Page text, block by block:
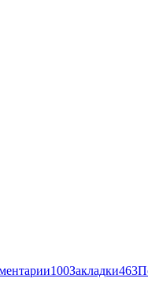
100Закладки463